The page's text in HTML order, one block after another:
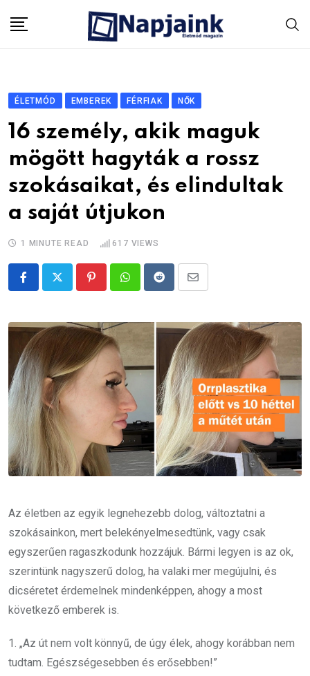
ÉLETMÓD EMBEREK FÉRFIAK NŐK
16 személy, akik maguk
mögött hagyták a rossz
szokásaikat, és elindultak
a saját útjukon
1 MINUTE READ 617 VIEWS
PinterestWhatsappRedditShare
Email
Az életben az egyik legnehezebb dolog, változtatni a
szokásainkon, mert belekényelmesedtünk, vagy csak
egyszerűen ragaszkodunk hozzájuk. Bármi legyen is az ok,
szerintünk nagyszerű dolog, ha valaki mer megújulni, és
dicséretet érdemelnek mindenképpen, ahogy a most
következő emberek is.
1. „Az út nem volt könnyű, de úgy élek, ahogy korábban nem
tudtam. Egészségesebben és erősebben!”